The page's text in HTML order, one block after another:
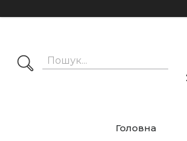
Головна